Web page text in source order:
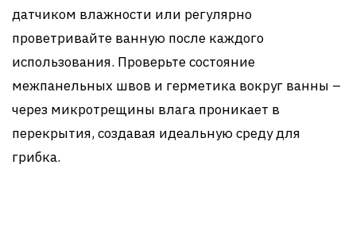
датчиком влажности или регулярно
проветривайте ванную после каждого
использования. Проверьте состояние
межпанельных швов и герметика вокруг ванны –
через микротрещины влага проникает в
перекрытия, создавая идеальную среду для
грибка.